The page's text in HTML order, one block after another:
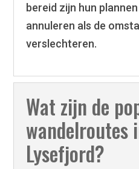
bereid zijn hun
annuleren als de
verslechteren.
Wat zijn de
wandelroutes
Lysefjord?